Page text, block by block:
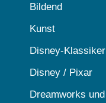
Bildend
Kunst
Disney-Klassiker
Disney / Pixar
Dreamworks und